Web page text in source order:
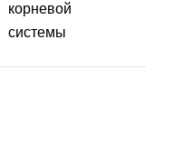
корневой
системы